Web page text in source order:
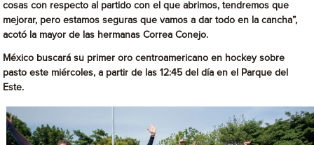
cosas con respecto al partido con el que abrimos, tendremos que
mejorar, pero estamos seguras que vamos a dar todo en la cancha”,
acotó la mayor de las hermanas Correa Conejo.
México buscará su primer oro centroamericano en hockey sobre
pasto este miércoles, a partir de las 12:45 del día en el Parque del
Este.